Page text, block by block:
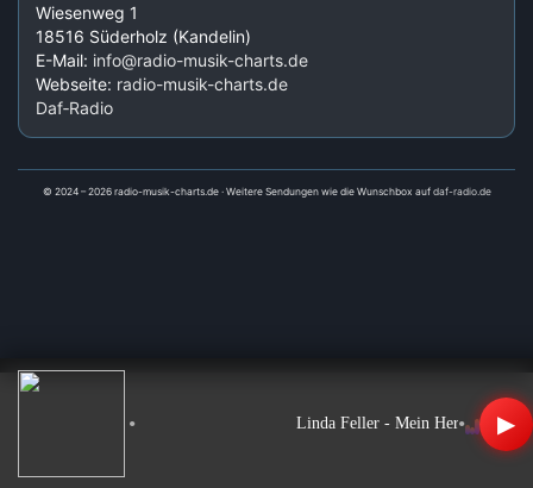
Wiesenweg 1
18516 Süderholz (Kandelin)
E-Mail: info@radio-musik-charts.de
Webseite: radio-musik-charts.de
Daf‑Radio
© 2024 – 2026 radio-musik-charts.de · Weitere Sendungen wie die Wunschbox auf daf-radio.de
• Linda Feller - Mein Herz schlägt
• ▶